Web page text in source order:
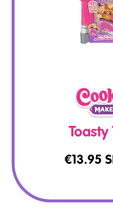
Toasty
€13.95